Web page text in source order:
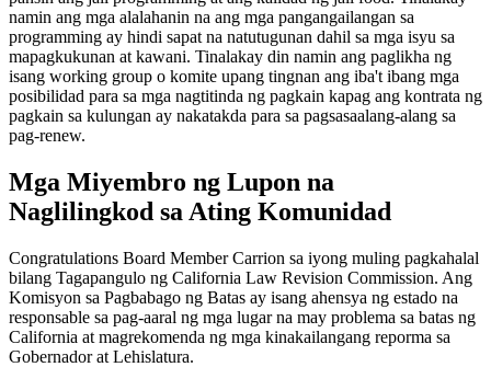
namin ang mga alalahanin na ang mga pangangailangan sa
programming ay hindi sapat na natutugunan dahil sa mga isyu sa
mapagkukunan at kawani. Tinalakay din namin ang paglikha ng
isang working group o komite upang tingnan ang iba't ibang mga
posibilidad para sa mga nagtitinda ng pagkain kapag ang kontrata ng
pagkain sa kulungan ay nakatakda para sa pagsasaalang-alang sa
pag-renew.
Mga Miyembro ng Lupon na
Naglilingkod sa Ating Komunidad
Congratulations Board Member Carrion sa iyong muling pagkahalal
bilang Tagapangulo ng California Law Revision Commission. Ang
Komisyon sa Pagbabago ng Batas ay isang ahensya ng estado na
responsable sa pag-aaral ng mga lugar na may problema sa batas ng
California at magrekomenda ng mga kinakailangang reporma sa
Gobernador at Lehislatura.